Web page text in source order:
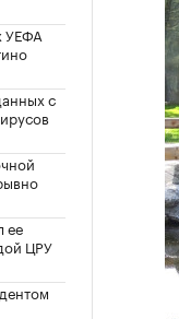
УЕФА
с
ее
ЦРУ